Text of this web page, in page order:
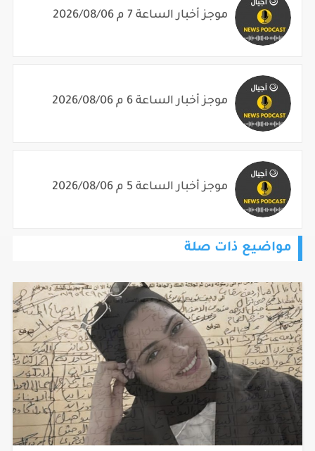
موجز أخبار الساعة 7 م 2026/08/06
موجز أخبار الساعة 6 م 2026/08/06
موجز أخبار الساعة 5 م 2026/08/06
مواضيع ذات صلة